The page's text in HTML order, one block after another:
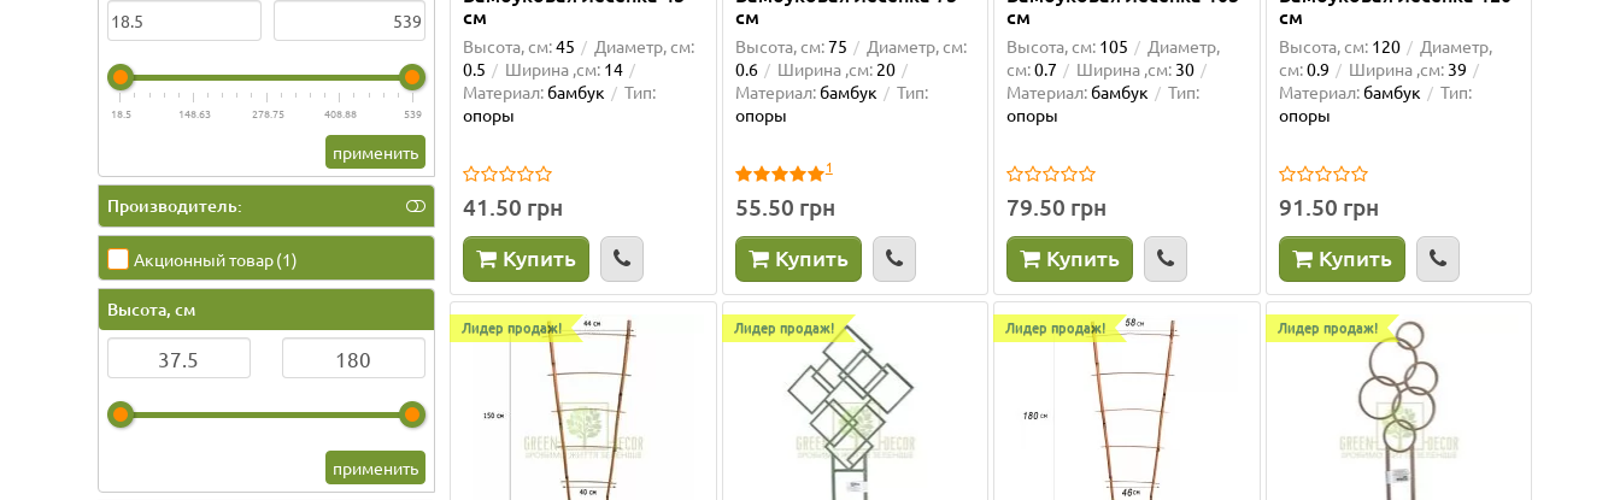
18.5 148.63 278.75 408.88 539
применить
Производитель:
Акционный товар(1)
Высота, см
применить
см
Высота, см:45
Диаметр, см:
0.5
Ширина ,см: 14
Материал:бамбук
Тип:
опоры
41.50 грн
Купить
см
Высота, см:75
Диаметр, см:
0.6
Ширина ,см: 20
Материал:бамбук
Тип:
опоры
1
55.50 грн
Купить
см
Высота, см: 105
Диаметр,
см:0.7 Ширина ,см: 30
Материал:бамбук
Тип:
опоры
79.50 грн
Купить
см
Высота, см: 120
Диаметр,
см:0.9 Ширина ,см: 39
Материал:бамбук
Тип:
опоры
91.50 грн
Купить
Лидер продаж! Лидер продаж! Лидер продаж! Лидер продаж!